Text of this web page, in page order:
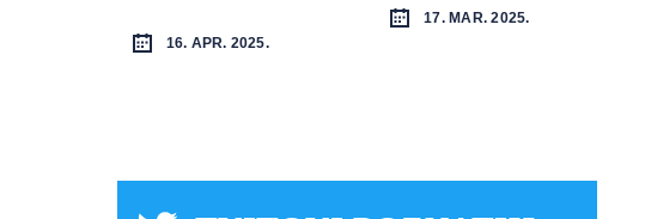
16. APR. 2025.
17. MAR. 2025.